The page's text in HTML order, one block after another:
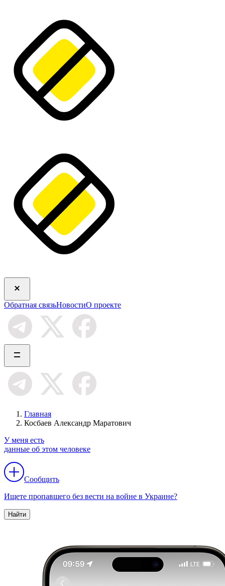
Обратная связьНовостиО проекте
Главная
Косбаев Александр Маратович
У меня есть
данные об этом человеке
Сообщить
Ищете пропавшего без вести на войне в Украине?
Найти